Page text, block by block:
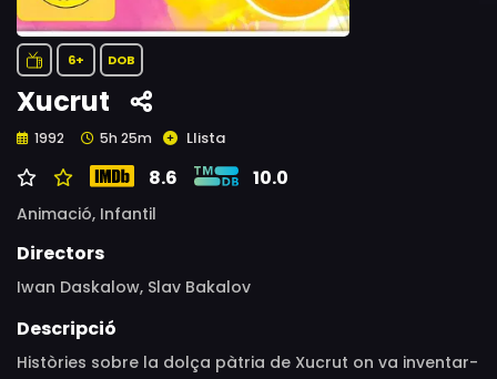
6+ DOB
Xucrut
1992 5h 25m Llista
8.6 10.0
Animació, Infantil
Directors
Iwan Daskalow, Slav Bakalov
Descripció
Històries sobre la dolça pàtria de Xucrut on va inventar-